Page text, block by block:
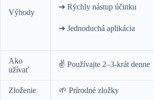
Výhody
➔ Rýchly nástup účinku
➔ Jednoduchá aplikácia
Ako
užívať
✌️ Používajte 2–3-krát denne
Zloženie 🌱 Prírodné zložky